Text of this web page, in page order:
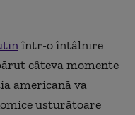
într-o întâlnire
câteva momente
americană va
usturătoare